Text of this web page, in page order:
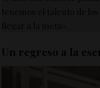
Un regreso a la